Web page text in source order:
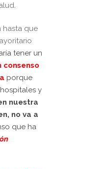
hasta que
tener un
consenso
porque
y
nuestra
no va a
que ha